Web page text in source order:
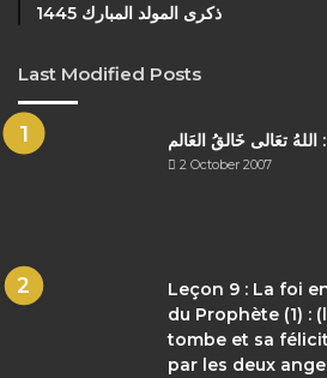
ذكرى المولد المبارك 1445
Last Modified Posts
تعَالى خَالقُ العَالم
2 October 2007
Leçon 9 : La foi
du Prophète (1) :
tombe et sa
par les deux